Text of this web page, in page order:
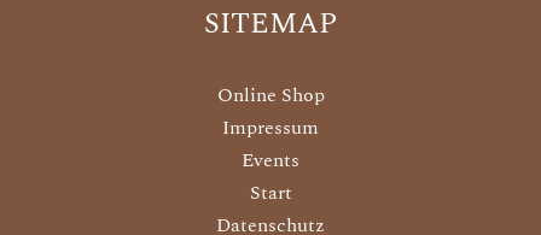
SITEMAP
Online Shop
Impressum
Events
Start
Datenschutz